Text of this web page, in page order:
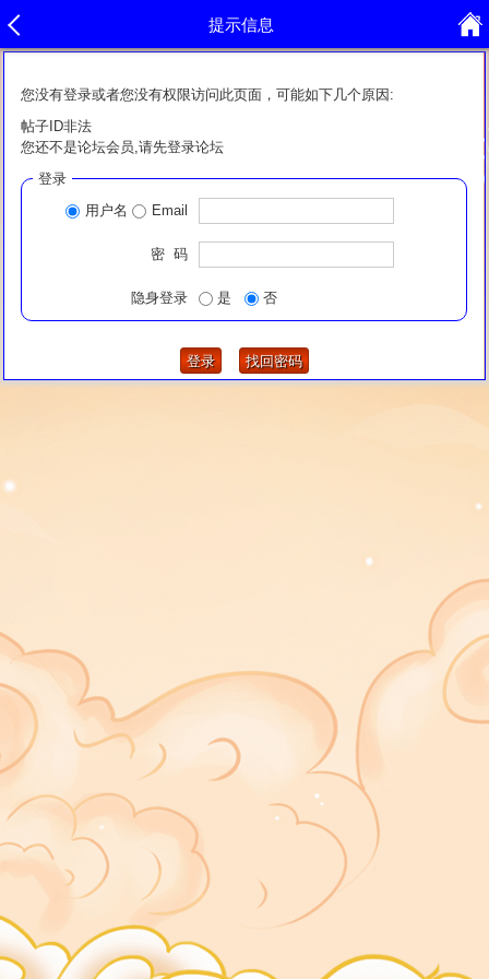
提示信息
您没有登录或者您没有权限访问此页面，可能如下几个原因:
帖子ID非法
您还不是论坛会员,请先登录论坛
登录
用户名
Email
密 码
隐身登录 是 否